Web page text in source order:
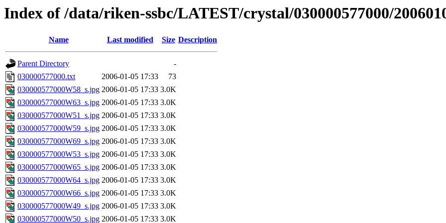
Index of /data/riken-ssbc/LATEST/crystal/030000577000/
Name Last modified Size Description
Parent Directory
-
030000577000.txt
2006-01-05 17:33
73
030000577000W58_s.jpg 2006-01-05 17:33 3.0K
030000577000W63_s.jpg 2006-01-05 17:33 3.0K
030000577000W51_s.jpg 2006-01-05 17:33 3.0K
030000577000W59_s.jpg 2006-01-05 17:33 3.0K
030000577000W69_s.jpg 2006-01-05 17:33 3.0K
030000577000W53_s.jpg 2006-01-05 17:33 3.0K
030000577000W65_s.jpg 2006-01-05 17:33 3.0K
030000577000W64_s.jpg 2006-01-05 17:33 3.0K
030000577000W66_s.jpg 2006-01-05 17:33 3.0K
030000577000W49_s.jpg 2006-01-05 17:33 3.0K
030000577000W50_s.jpg 2006-01-05 17:33 3.0K